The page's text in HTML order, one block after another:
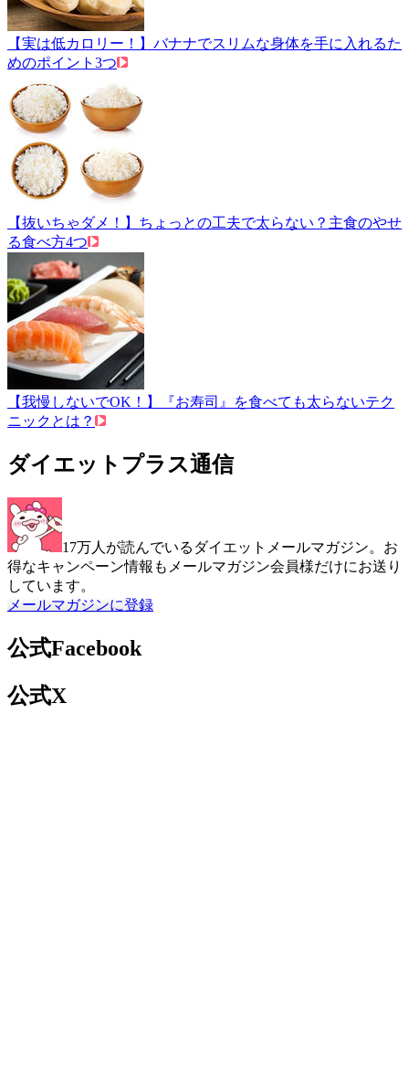
【実は低カロリー！】バナナでスリムな身体を手に入れるた
めのポイント3つ
【抜いちゃダメ！】ちょっとの工夫で太らない？主食のやせ
る食べ方4つ
【我慢しないでOK！】『お寿司』を食べても太らないテク
ニックとは？
ダイエットプラス通信
17万人が読んでいるダイエットメールマガジン。お
得なキャンペーン情報もメールマガジン会員様だけにお送り
しています。
メールマガジンに登録
公式Facebook
公式X